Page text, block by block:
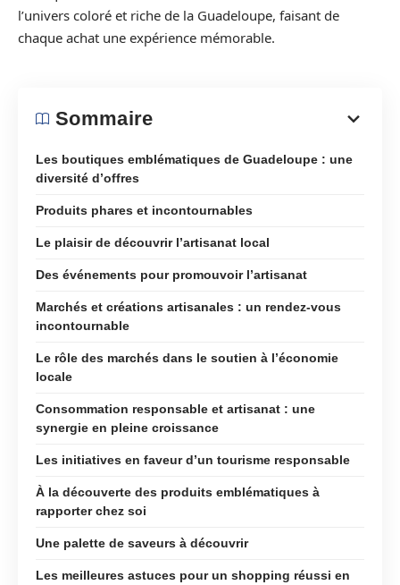
l’univers coloré et riche de la Guadeloupe, faisant de
chaque achat une expérience mémorable.
Sommaire
Les boutiques emblématiques de Guadeloupe : une
diversité d’offres
Produits phares et incontournables
Le plaisir de découvrir l’artisanat local
Des événements pour promouvoir l’artisanat
Marchés et créations artisanales : un rendez-vous
incontournable
Le rôle des marchés dans le soutien à l’économie
locale
Consommation responsable et artisanat : une
synergie en pleine croissance
Les initiatives en faveur d’un tourisme responsable
À la découverte des produits emblématiques à
rapporter chez soi
Une palette de saveurs à découvrir
Les meilleures astuces pour un shopping réussi en